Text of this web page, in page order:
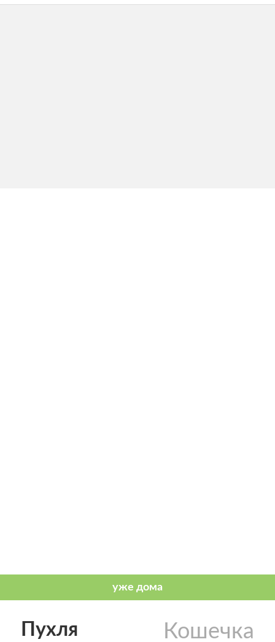
Кошечка
Пухля